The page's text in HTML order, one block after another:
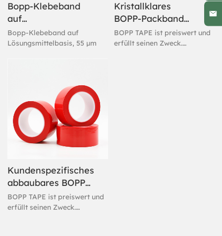
Bopp-Klebeband
auf
Lösungsmittelbasis,
55 µm
Bopp-Klebeband auf
Lösungsmittelbasis, 55 µm
Kristallklares
BOPP-Packband
auf
Lösungsmittelbasis
BOPP TAPE ist preiswert und
erfüllt seinen Zweck.
Kundenspezifisches
abbaubares BOPP-
Klebeband-
Verpackungsband
BOPP TAPE ist preiswert und
erfüllt seinen Zweck.